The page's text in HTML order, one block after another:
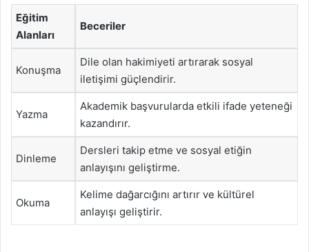
Eğitim
Alanları
Beceriler
Konuşma
Dile olan hakimiyeti artırarak sosyal
iletişimi güçlendirir.
Yazma
Akademik başvurularda etkili ifade yeteneği
kazandırır.
Dinleme
Dersleri takip etme ve sosyal etiğin
anlayışını geliştirme.
Okuma
Kelime dağarcığını artırır ve kültürel
anlayışı geliştirir.